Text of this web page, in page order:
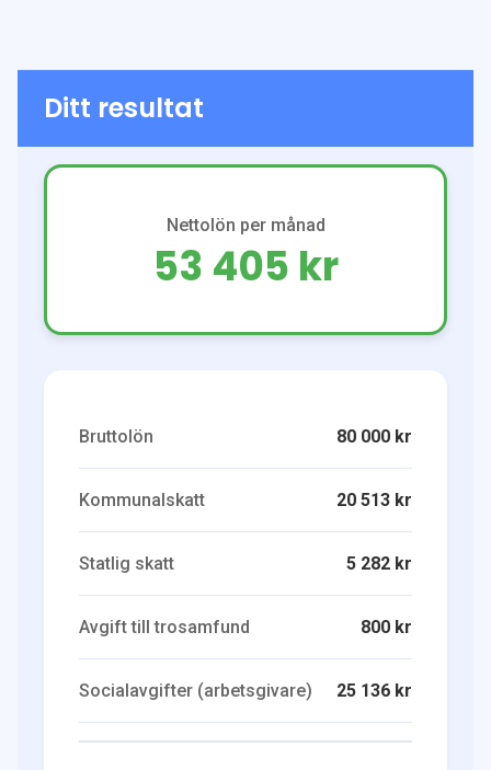
Ditt resultat
Nettolön per månad
53 405 kr
Bruttolön 80 000 kr
Kommunalskatt 20 513 kr
Statlig skatt 5 282 kr
Avgift till trosamfund 800 kr
Socialavgifter (arbetsgivare) 25 136 kr